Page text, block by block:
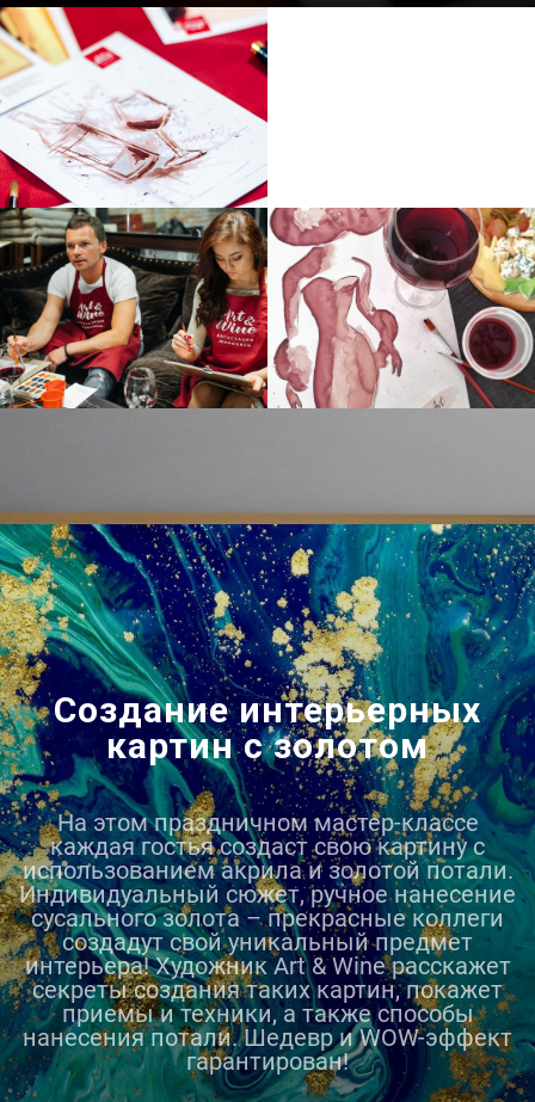
Создание интерьерных
картин с золотом
На этом праздничном мастер-классе
каждая гостья создаст свою картину с
использованием акрила и золотой потали.
Индивидуальный сюжет, ручное нанесение
сусального золота – прекрасные коллеги
создадут свой уникальный предмет
интерьера! Художник Art & Wine расскажет
секреты создания таких картин, покажет
приемы и техники, а также способы
нанесения потали. Шедевр и WOW-эффект
гарантирован!